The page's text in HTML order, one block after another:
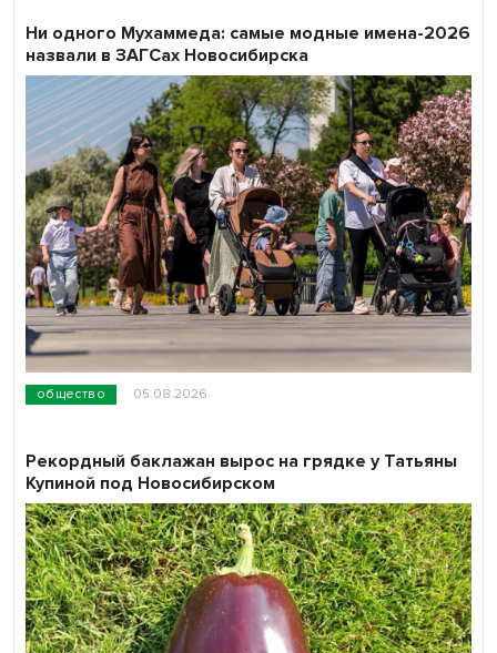
общество 05.08.2026
Ни одного Мухаммеда: самые модные имена-2026
назвали в ЗАГСах Новосибирска
Рекордный баклажан вырос на грядке у Татьяны
Купиной под Новосибирском